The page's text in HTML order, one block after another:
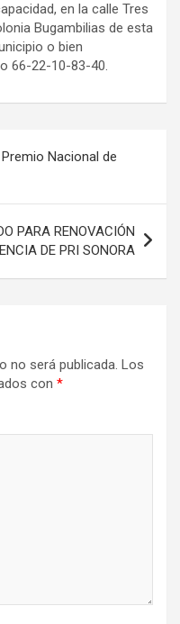
en la calle Tres
Bugambilias de esta
o bien
66-22-10-83-40.
Nacional de
PARA RENOVACIÓN
DE PRI SONORA
no será publicada. Los
con *